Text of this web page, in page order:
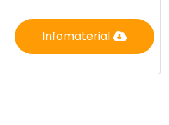
Infomaterial